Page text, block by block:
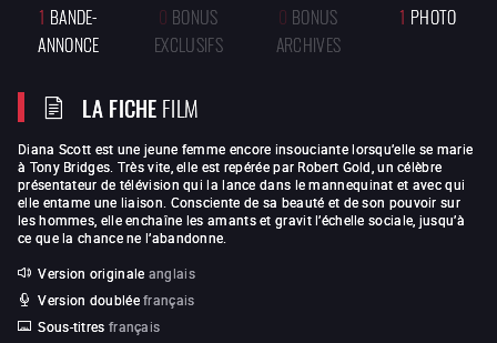
1 BANDE-
ANNONCE
0 BONUS
EXCLUSIFS
0 BONUS
ARCHIVES
1 PHOTO
LA FICHEFILM
Diana Scott est une jeune femme encore insouciante lorsqu’elle se marie
à Tony Bridges. Très vite, elle est repérée par Robert Gold, un célèbre
présentateur de télévision qui la lance dans le mannequinat et avec qui
elle entame une liaison. Consciente de sa beauté et de son pouvoir sur
les hommes, elle enchaîne les amants et gravit l’échelle sociale, jusqu’à
ce que la chance ne l’abandonne.
Version originale anglais
Version doublée français
Sous-titres français